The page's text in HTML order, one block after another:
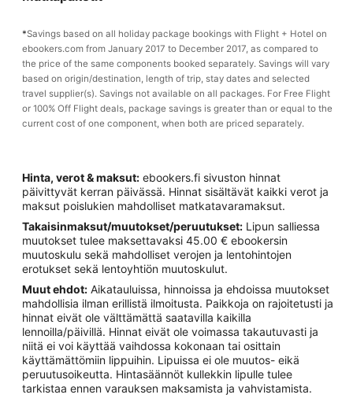
*Savings based on all holiday package bookings with Flight + Hotel on
ebookers.com from January 2017 to December 2017, as compared to
the price of the same components booked separately. Savings will vary
based on origin/destination, length of trip, stay dates and selected
travel supplier(s). Savings not available on all packages. For Free Flight
or 100% Off Flight deals, package savings is greater than or equal to the
current cost of one component, when both are priced separately.
Hinta, verot & maksut: ebookers.fi sivuston hinnat
päivittyvät kerran päivässä. Hinnat sisältävät kaikki verot ja
maksut poislukien mahdolliset matkatavaramaksut.
Takaisinmaksut/muutokset/peruutukset: Lipun salliessa
muutokset tulee maksettavaksi 45.00 € ebookersin
muutoskulu sekä mahdolliset verojen ja lentohintojen
erotukset sekä lentoyhtiön muutoskulut.
Muut ehdot: Aikatauluissa, hinnoissa ja ehdoissa muutokset
mahdollisia ilman erillistä ilmoitusta. Paikkoja on rajoitetusti ja
hinnat eivät ole välttämättä saatavilla kaikilla
lennoilla/päivillä. Hinnat eivät ole voimassa takautuvasti ja
niitä ei voi käyttää vaihdossa kokonaan tai osittain
käyttämättömiin lippuihin. Lipuissa ei ole muutos- eikä
peruutusoikeutta. Hintasäännöt kullekkin lipulle tulee
tarkistaa ennen varauksen maksamista ja vahvistamista.